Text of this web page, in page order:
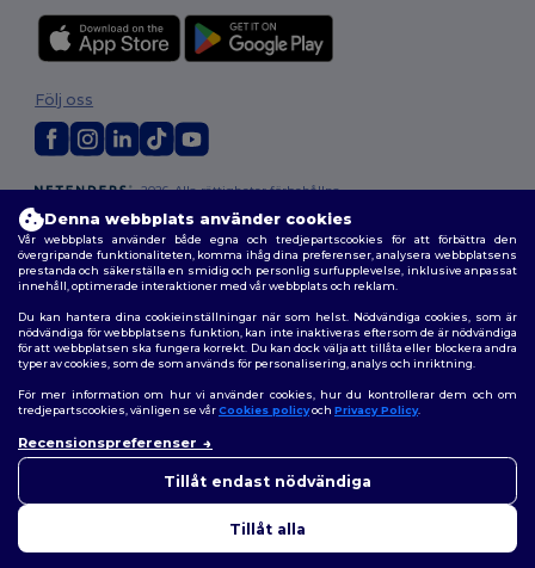
2026. Alla rättigheter förbehållna
Allmänna Villkor|Anpassad policy|Integritetspolicy
|
Karta över webbplatsen
Följ oss
Denna webbplats använder cookies
Vår webbplats använder både egna och tredjepartscookies för att förbättra den
övergripande funktionaliteten, komma ihåg dina preferenser, analysera webbplatsens
prestanda och säkerställa en smidig och personlig surfupplevelse, inklusive anpassat
innehåll, optimerade interaktioner med vår webbplats och reklam.
Du kan hantera dina cookieinställningar när som helst. Nödvändiga cookies, som är
nödvändiga för webbplatsens funktion, kan inte inaktiveras eftersom de är nödvändiga
för att webbplatsen ska fungera korrekt. Du kan dock välja att tillåta eller blockera andra
typer av cookies, som de som används för personalisering, analys och inriktning.
För mer information om hur vi använder cookies, hur du kontrollerar dem och om
tredjepartscookies, vänligen se vårCookies policyoch Privacy Policy.
Recensionspreferenser
Tillåt endast nödvändiga
Tillåt alla
funderingar kan du kontakta
finns här för som hjälp.